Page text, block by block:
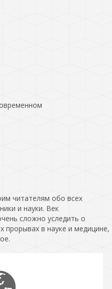
читателям обо всех
и науки. Век
сложно уследить о
прорывах в науке и медицине,